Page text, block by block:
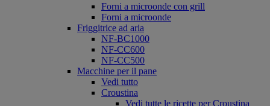
Forni a microonde con grill
Forni a microonde
Friggitrice ad aria
NF-BC1000
NF-CC600
NF-CC500
Macchine per il pane
Vedi tutto
Croustina
Vedi tutte le ricette per Croustina